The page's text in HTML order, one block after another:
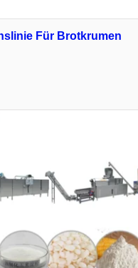
Für Brotkrumen